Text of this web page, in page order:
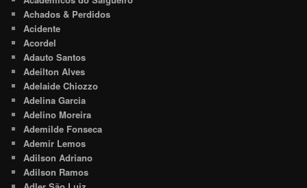
Achados & Perdidos
Acidente
Acordel
Adauto Santos
Adeilton Alves
Adelaide Chiozzo
Adelina Garcia
Adelino Moreira
Ademilde Fonseca
Ademir Lemos
Adilson Adriano
Adilson Ramos